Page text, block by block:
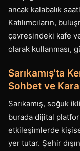
ancak kalabalık
Katılımcıların,
çevresindeki kafe
olarak kullanması,
Sarıkamış'ta
Sohbet ve
Sarıkamış, soğuk
burada dijital
etkileşimlerde
yer tutar. Şehir